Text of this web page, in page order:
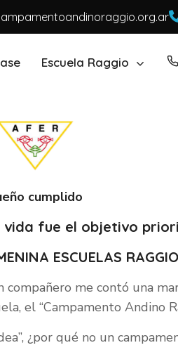
Escuela Raggio
cumplido
vida fue el objetivo
ESCUELAS
me contó una
el “Campamento Andino
¿por qué no un